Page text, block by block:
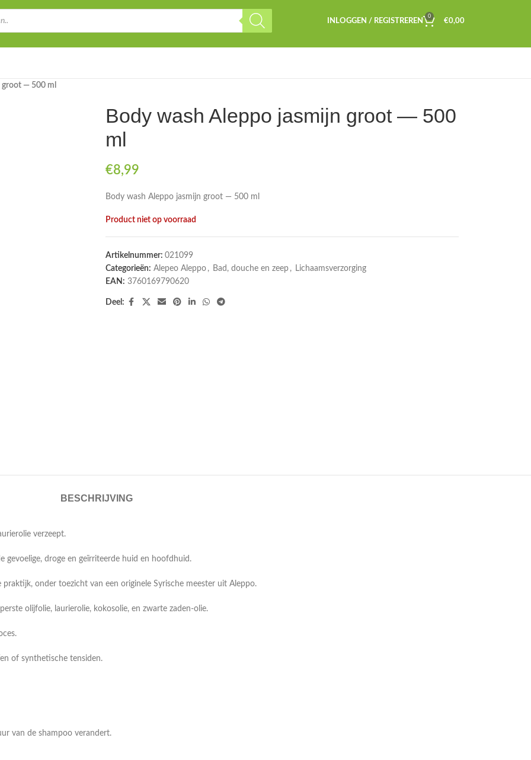
INLOGGEN / REGISTREREN
0
€0,00
groot — 500 ml
Body wash Aleppo jasmijn groot — 500
ml
€8,99
Body wash Aleppo jasmijn groot — 500 ml
Product niet op voorraad
Artikelnummer: 021099
Categorieën: Alepeo Aleppo , Bad, douche en zeep , Lichaamsverzorging
EAN: 3760169790620
Deel:
BESCHRIJVING
verzeept.
gevoelige, droge en geïrriteerde huid en hoofdhuid.
onder toezicht van een originele Syrische meester uit Aleppo.
olijfolie, laurierolie, kokosolie, en zwarte zaden-olie.
of synthetische tensiden.
van de shampoo verandert.